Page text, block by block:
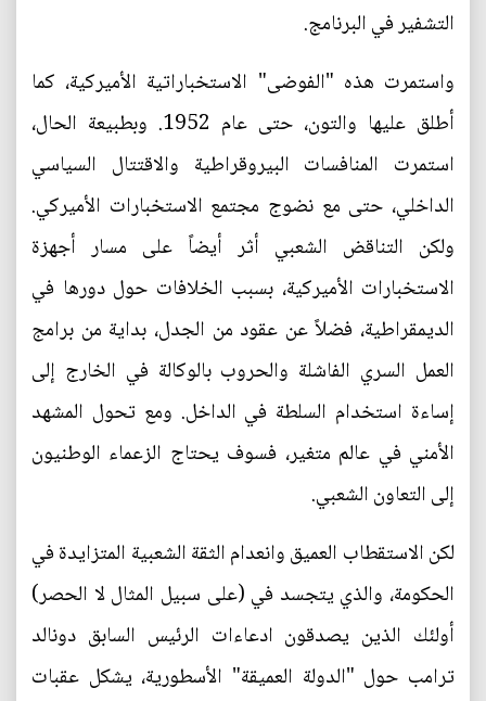
التشفير في البرنامج.
واستمرت هذه "الفوضى" الاستخباراتية الأميركية، كما
أطلق عليها والتون، حتى عام 1952. وبطبيعة الحال،
استمرت المنافسات البيروقراطية والاقتتال السياسي
الداخلي، حتى مع نضوج مجتمع الاستخبارات الأميركي.
ولكن التناقض الشعبي أثر أيضاً على مسار أجهزة
الاستخبارات الأميركية، بسبب الخلافات حول دورها في
الديمقراطية، فضلاً عن عقود من الجدل، بداية من برامج
العمل السري الفاشلة والحروب بالوكالة في الخارج إلى
إساءة استخدام السلطة في الداخل. ومع تحول المشهد
الأمني في عالم متغير، فسوف يحتاج الزعماء الوطنيون
إلى التعاون الشعبي.
لكن الاستقطاب العميق وانعدام الثقة الشعبية المتزايدة في
الحكومة، والذي يتجسد في (على سبيل المثال لا الحصر)
أولئك الذين يصدقون ادعاءات الرئيس السابق دونالد
ترامب حول "الدولة العميقة" الأسطورية، يشكل عقبات